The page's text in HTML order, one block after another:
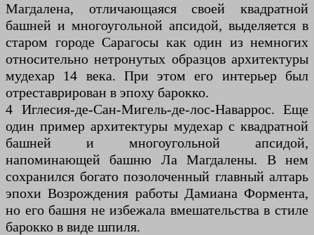
Магдалена, отличающаяся своей квадратной
башней и многоугольной апсидой, выделяется в
старом городе Сарагосы как один из немногих
относительно нетронутых образцов архитектуры
мудехар 14 века. При этом его интерьер был
отреставрирован в эпоху барокко.
4 Иглесия-де-Сан-Мигель-де-лос-Наваррос. Еще
один пример архитектуры мудехар с квадратной
башней и многоугольной апсидой,
напоминающей башню Ла Магдалены. В нем
сохранился богато позолоченный главный алтарь
эпохи Возрождения работы Дамиана Формента,
но его башня не избежала вмешательства в стиле
барокко в виде шпиля.